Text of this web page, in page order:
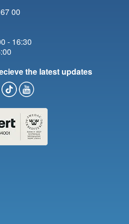
00
- 16:30
the latest updates